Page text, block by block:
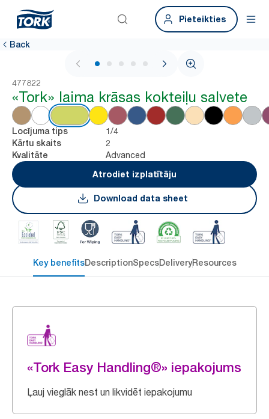
Pieteikties
Back
1 / 5
477822
«Tork» laima krāsas kokteiļu salvete
Locījuma tips 1/4
Kārtu skaits 2
Kvalitāte
Advanced
Atrodiet izplatītāju
Download data sheet
Key benefitsDescriptionSpecsDeliveryResources
«Tork Easy Handling®» iepakojums
Ļauj vieglāk nest un likvidēt iepakojumu